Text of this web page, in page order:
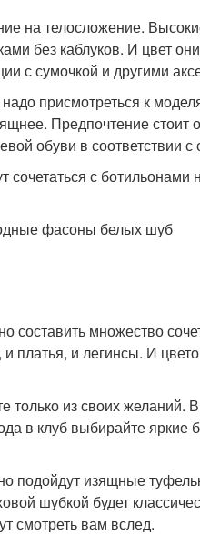
на телосложение.
без каблуков. И цвет
с сумочкой и другими
присмотреться к
Предпочтение стоит
обуви в соответствии с
с ботильонами
множество
платья, и легинсы. И
из своих желаний.
в клуб выбирайте яркие
подойдут изящные
шубкой будет
смотреть вам вслед.